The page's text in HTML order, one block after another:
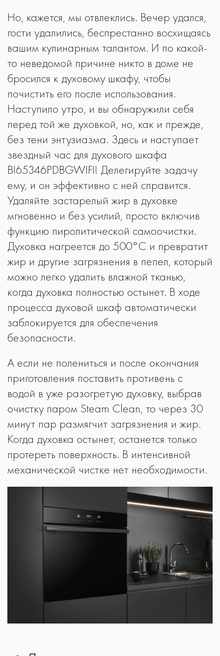
Но, кажется, мы отвлеклись. Вечер удался,
гости удалились, беспрестанно восхищаясь
вашим кулинарным талантом. И по какой-
то неведомой причине никто в доме не
бросился к духовому шкафу, чтобы
почистить его после использования.
Наступило утро, и вы обнаружили себя
перед той же духовкой, но, как и прежде,
без тени энтузиазма. Здесь и наступает
звездный час для духового шкафа
BI65346PDBGWIFI! Делегируйте задачу
ему, и он эффективно с ней справится.
Удаляйте застарелый жир в духовке
мгновенно и без усилий, просто включив
функцию пиролитической самоочистки.
Духовка нагреется до 500°C и превратит
жир и другие загрязнения в пепел, который
можно легко удалить влажной тканью,
когда духовка полностью остынет. В ходе
процесса духовой шкаф автоматически
заблокируется для обеспечения
безопасности.
А если не полениться и после окончания
приготовления поставить противень с
водой в уже разогретую духовку, выбрав
очистку паром Steam Clean, то через 30
минут пар размягчит загрязнения и жир.
Когда духовка остынет, останется только
протереть поверхность. В интенсивной
механической чистке нет необходимости.